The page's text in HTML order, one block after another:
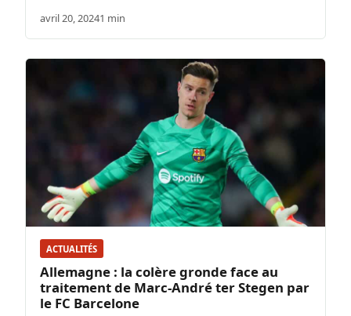
avril 20, 20241 min
ACTUALITÉS
Allemagne : la colère gronde face au
traitement de Marc-André ter Stegen par
le FC Barcelone